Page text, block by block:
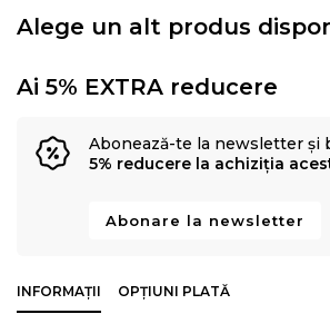
Alege un alt produs
Ai 5% EXTRA reducere
Abonează-te la newsletter și
5% reducere la achiziția
Abonare la newsletter
INFORMAȚII OPȚIUNI PLATĂ